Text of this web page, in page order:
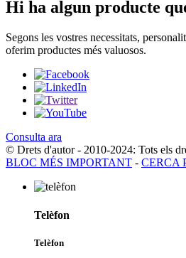
Hi ha algun producte
Segons les vostres necessitats,
oferim productes més valuosos.
Consulta ara
© Drets d'autor - 2010-2024: Tots els
BLOC MÉS IMPORTANT - CERCA
Telèfon
Telèfon